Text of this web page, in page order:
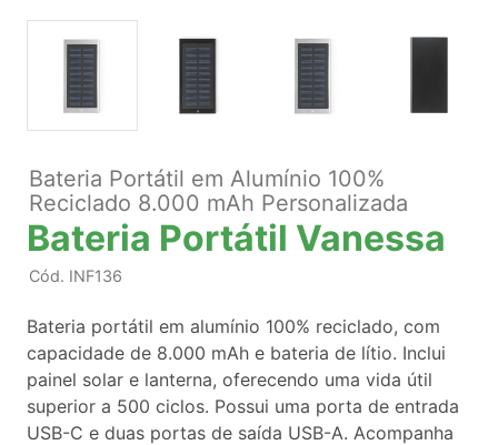
Bateria Portátil em Alumínio 100%
Reciclado 8.000 mAh Personalizada
Bateria Portátil Vanessa
Cód. INF136
Bateria portátil em alumínio 100% reciclado, com
capacidade de 8.000 mAh e bateria de lítio. Inclui
painel solar e lanterna, oferecendo uma vida útil
superior a 500 ciclos. Possui uma porta de entrada
USB-C e duas portas de saída USB-A. Acompanha